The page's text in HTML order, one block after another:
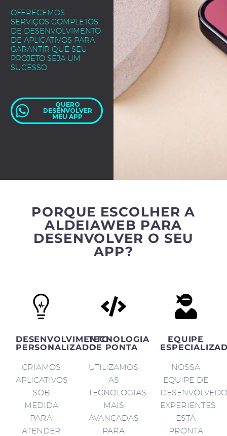
OFERECEMOS
SERVIÇOS COMPLETOS
DE DESENVOLVIMENTO
DE APLICATIVOS PARA
GARANTIR QUE SEU
PROJETO SEJA UM
SUCESSO.
QUERO
DESENVOLVER
MEU APP
PORQUE ESCOLHER A
ALDEIAWEB PARA
DESENVOLVER O SEU
APP?
DESENVOLVIMENTO
PERSONALIZADO
CRIAMOS
APLICATIVOS
SOB
MEDIDA
PARA
ATENDER
TECNOLOGIA
DE PONTA
UTILIZAMOS
AS
TECNOLOGIAS
MAIS
AVANÇADAS
PARA
EQUIPE
NOSSA
EQUIPE DE
EXPERIENTES
ESTÁ
PRONTA